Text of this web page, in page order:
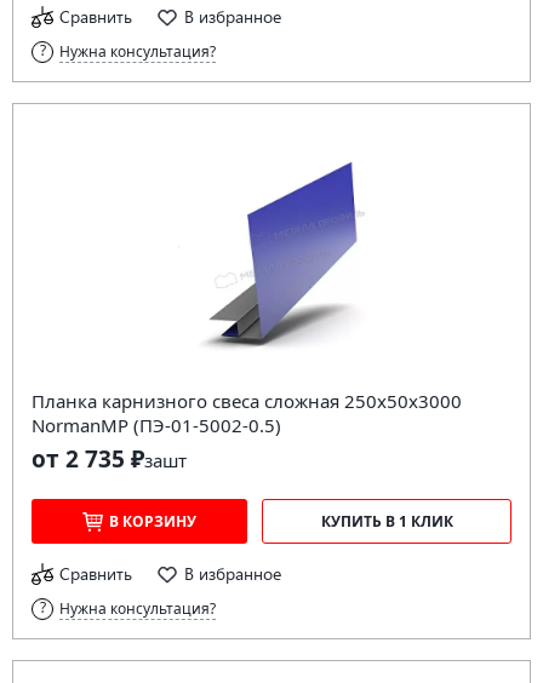
Сравнить В избранное
Нужна консультация?
Планка карнизного свеса сложная 250х50х3000
NormanMP (ПЭ-01-5002-0.5)
от 2 735 ₽зашт
В КОРЗИНУ КУПИТЬ В 1 КЛИК
Сравнить В избранное
Нужна консультация?